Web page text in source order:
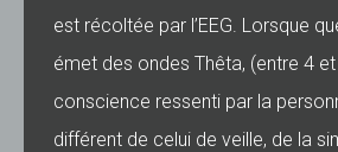
est récoltée par l’EEG. Lorsque
émet des ondes Thêta, (entre 4 et
conscience ressenti par la
différent de celui de veille, de la